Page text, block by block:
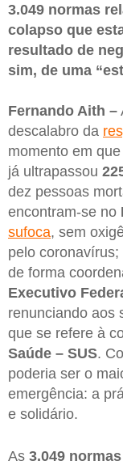
3.049 normas
colapso que
resultado de
sim, de uma
Fernando Aith –
descalabro da
momento em
já ultrapassou
dez pessoas
encontram-se no
sufoca, sem
pelo coronavírus;
de forma
Executivo
renunciando aos
que se refere à
Saúde – SUS.
poderia ser o
emergência: a
e solidário.
As 3.049